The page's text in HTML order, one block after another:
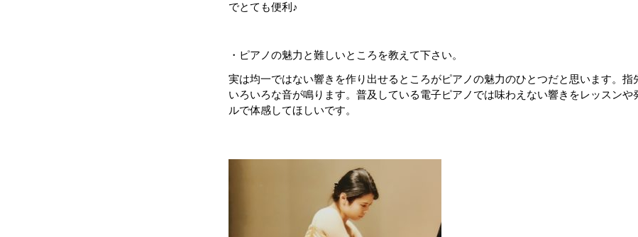
でとても便利♪
・ピアノの魅力と難しいところを教えて下さい。
実は均一ではない響きを作り出せるところがピアノの魅力のひとつだと思います。指
いろいろな音が鳴ります。普及している電子ピアノでは味わえない響きをレッスンや
ルで体感してほしいです。